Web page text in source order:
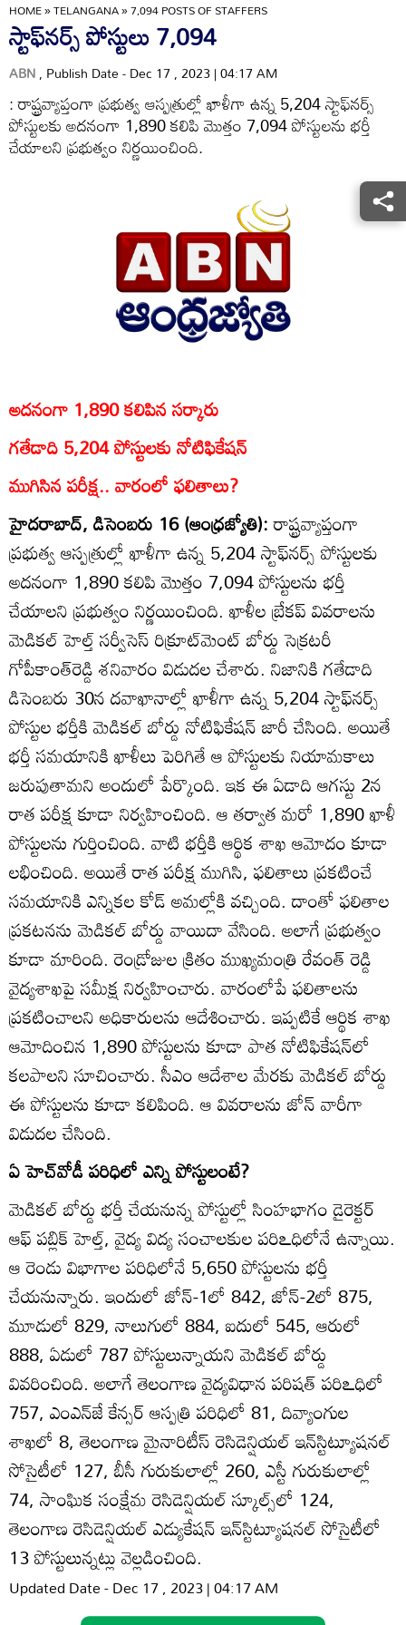
HOME»TELANGANA»7,094 POSTS OF STAFFERS
స్టాఫ్‌నర్స్‌ పోస్టులు 7,094
ABN, Publish Date - Dec 17 , 2023 | 04:17 AM
: రాష్ట్రవ్యాప్తంగా ప్రభుత్వ ఆస్పత్రుల్లో ఖాళీగా ఉన్న 5,204 స్టాఫ్‌నర్స్‌
పోస్టులకు అదనంగా 1,890 కలిపి మొత్తం 7,094 పోస్టులను భర్తీ
చేయాలని ప్రభుత్వం నిర్ణయించింది.
అదనంగా 1,890 కలిపిన సర్కారు
గతేడాది 5,204 పోస్టులకు నోటిఫికేషన్‌
ముగిసిన పరీక్ష.. వారంలో ఫలితాలు?
హైదరాబాద్‌, డిసెంబరు 16 (ఆంధ్రజ్యోతి):రాష్ట్రవ్యాప్తంగా
ప్రభుత్వ ఆస్పత్రుల్లో ఖాళీగా ఉన్న 5,204 స్టాఫ్‌నర్స్‌ పోస్టులకు
అదనంగా 1,890 కలిపి మొత్తం 7,094 పోస్టులను భర్తీ
చేయాలని ప్రభుత్వం నిర్ణయించింది. ఖాళీల బ్రేకప్‌ వివరాలను
మెడికల్‌ హెల్త్‌ సర్వీసెస్‌ రిక్రూట్‌మెంట్‌ బోర్డు సెక్రటరీ
గోపీకాంత్‌రెడ్డి శనివారం విడుదల చేశారు. నిజానికి గతేడాది
డిసెంబరు 30న దవాఖానాల్లో ఖాళీగా ఉన్న 5,204 స్టాఫ్‌నర్స్‌
పోస్టుల భర్తీకి మెడికల్‌ బోర్డు నోటిఫికేషన్‌ జారీ చేసింది. అయితే
భర్తీ సమయానికి ఖాళీలు పెరిగితే ఆ పోస్టులకు నియామకాలు
జరుపుతామని అందులో పేర్కొంది. ఇక ఈ ఏడాది ఆగస్టు 2న
రాత పరీక్ష కూడా నిర్వహించింది. ఆ తర్వాత మరో 1,890 ఖాళీ
పోస్టులను గుర్తించింది. వాటి భర్తీకి ఆర్థిక శాఖ ఆమోదం కూడా
లభించింది. అయితే రాత పరీక్ష ముగిసి, ఫలితాలు ప్రకటించే
సమయానికి ఎన్నికల కోడ్‌ అమల్లోకి వచ్చింది. దాంతో ఫలితాల
ప్రకటనను మెడికల్‌ బోర్డు వాయిదా వేసింది. అలాగే ప్రభుత్వం
కూడా మారింది. రెండ్రోజుల క్రితం ముఖ్యమంత్రి రేవంత్‌ రెడ్డి
వైద్యశాఖపై సమీక్ష నిర్వహించారు. వారంలోపే ఫలితాలను
ప్రకటించాలని అధికారులను ఆదేశించారు. ఇప్పటికే ఆర్థిక శాఖ
ఆమోదించిన 1,890 పోస్టులను కూడా పాత నోటిఫికేషన్‌లో
కలపాలని సూచించారు. సీఎం ఆదేశాల మేరకు మెడికల్‌ బోర్డు
ఈ పోస్టులను కూడా కలిపింది. ఆ వివరాలను జోన్‌ వారీగా
విడుదల చేసింది.
ఏ హెచ్‌వోడీ పరిధిలో ఎన్ని పోస్టులంటే?
మెడికల్‌ బోర్డు భర్తీ చేయనున్న పోస్టుల్లో సింహభాగం డైరెక్టర్‌
ఆఫ్‌ పబ్లిక్‌ హెల్త్‌, వైద్య విద్య సంచాలకుల పరిఽధిలోనే ఉన్నాయి.
ఆ రెండు విభాగాల పరిధిలోనే 5,650 పోస్టులను భర్తీ
చేయనున్నారు. ఇందులో జోన్‌-1లో 842, జోన్‌-2లో 875,
మూడులో 829, నాలుగులో 884, ఐదులో 545, ఆరులో
888, ఏడులో 787 పోస్టులున్నాయని మెడికల్‌ బోర్డు
వివరించింది. అలాగే తెలంగాణ వైద్యవిధాన పరిషత్‌ పరిఽధిలో
757, ఎంఎన్‌జే కేన్సర్‌ ఆస్పత్రి పరిధిలో 81, దివ్యాంగుల
శాఖలో 8, తెలంగాణ మైనారిటీస్‌ రెసిడెన్షియల్‌ ఇన్‌స్టిట్యూషనల్‌
సోసైటీలో 127, బీసీ గురుకులాల్లో 260, ఎస్టీ గురుకులాల్లో
74, సాంఘిక సంక్షేమ రెసిడెన్షియల్‌ స్కూల్స్‌లో 124,
తెలంగాణ రెసిడెన్షియల్‌ ఎడ్యుకేషన్‌ ఇన్‌స్టిట్యూషనల్‌ సోసైటీలో
13 పోస్టులున్నట్లు వెల్లడించింది.
Updated Date - Dec 17 , 2023 | 04:17 AM